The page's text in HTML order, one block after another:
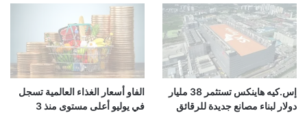
التكنولوجيا القيود ترامب صادرات
يجمّد
إس.كيه هاينكس تستثمر 38 مليار
دولار لبناء مصانع جديدة للرقائق
الفاو أسعار الغذاء العالمية تسجل
في يوليو أعلى مستوى منذ 3